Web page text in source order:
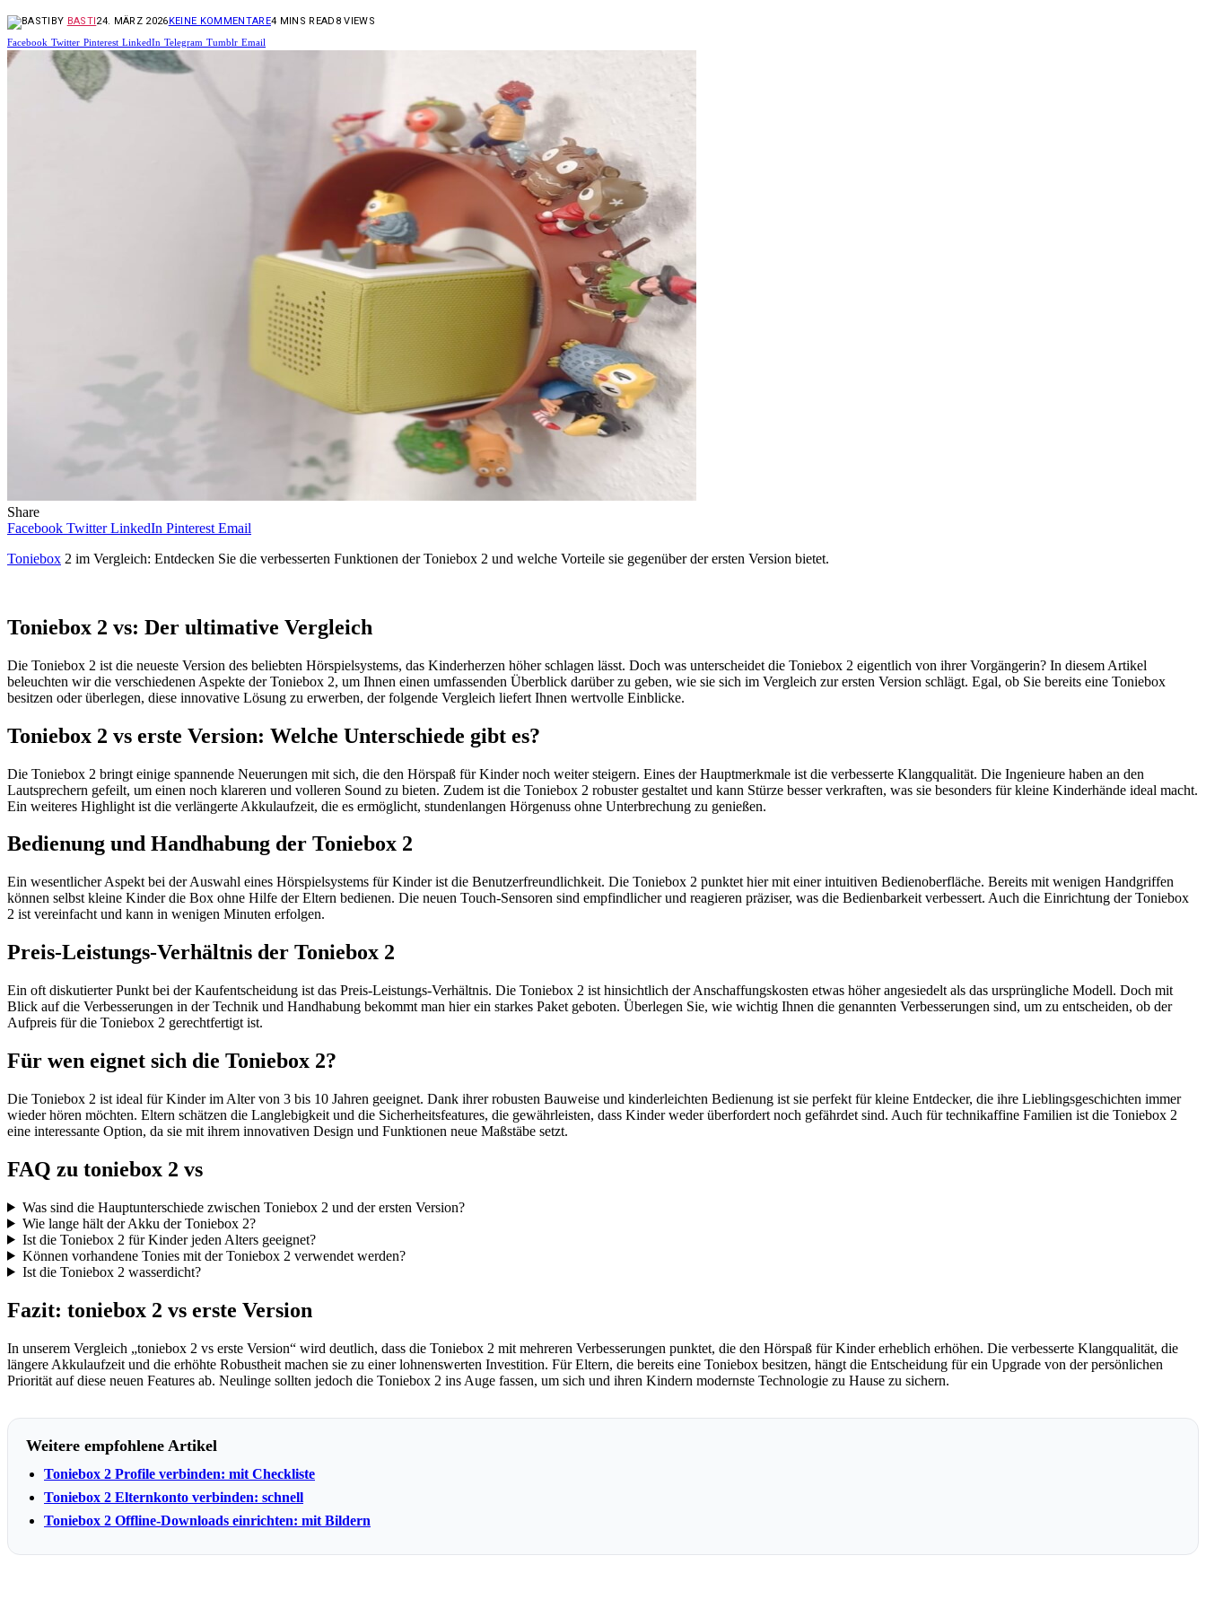
BY BASTI24. MÄRZ 2026KEINE KOMMENTARE4 MINS READ 8VIEWS
Facebook Twitter Pinterest LinkedIn Telegram Tumblr Email
Share
Facebook Twitter LinkedIn Pinterest Email
Toniebox 2 im Vergleich: Entdecken Sie die verbesserten Funktionen der Toniebox 2 und welche Vorteile sie gegenüber der ersten Version bietet.
Toniebox 2 vs: Der ultimative Vergleich
Die Toniebox 2 ist die neueste Version des beliebten Hörspielsystems, das Kinderherzen höher schlagen lässt. Doch was unterscheidet die Toniebox 2 eigentlich von ihrer Vorgängerin? In diesem Artikel
beleuchten wir die verschiedenen Aspekte der Toniebox 2, um Ihnen einen umfassenden Überblick darüber zu geben, wie sie sich im Vergleich zur ersten Version schlägt. Egal, ob Sie bereits eine Toniebox
besitzen oder überlegen, diese innovative Lösung zu erwerben, der folgende Vergleich liefert Ihnen wertvolle Einblicke.
Toniebox 2 vs erste Version: Welche Unterschiede gibt es?
Die Toniebox 2 bringt einige spannende Neuerungen mit sich, die den Hörspaß für Kinder noch weiter steigern. Eines der Hauptmerkmale ist die verbesserte Klangqualität. Die Ingenieure haben an den
Lautsprechern gefeilt, um einen noch klareren und volleren Sound zu bieten. Zudem ist die Toniebox 2 robuster gestaltet und kann Stürze besser verkraften, was sie besonders für kleine Kinderhände ideal macht.
Ein weiteres Highlight ist die verlängerte Akkulaufzeit, die es ermöglicht, stundenlangen Hörgenuss ohne Unterbrechung zu genießen.
Bedienung und Handhabung der Toniebox 2
Ein wesentlicher Aspekt bei der Auswahl eines Hörspielsystems für Kinder ist die Benutzerfreundlichkeit. Die Toniebox 2 punktet hier mit einer intuitiven Bedienoberfläche. Bereits mit wenigen Handgriffen
können selbst kleine Kinder die Box ohne Hilfe der Eltern bedienen. Die neuen Touch-Sensoren sind empfindlicher und reagieren präziser, was die Bedienbarkeit verbessert. Auch die Einrichtung der Toniebox
2 ist vereinfacht und kann in wenigen Minuten erfolgen.
Preis-Leistungs-Verhältnis der Toniebox 2
Ein oft diskutierter Punkt bei der Kaufentscheidung ist das Preis-Leistungs-Verhältnis. Die Toniebox 2 ist hinsichtlich der Anschaffungskosten etwas höher angesiedelt als das ursprüngliche Modell. Doch mit
Blick auf die Verbesserungen in der Technik und Handhabung bekommt man hier ein starkes Paket geboten. Überlegen Sie, wie wichtig Ihnen die genannten Verbesserungen sind, um zu entscheiden, ob der
Aufpreis für die Toniebox 2 gerechtfertigt ist.
Für wen eignet sich die Toniebox 2?
Die Toniebox 2 ist ideal für Kinder im Alter von 3 bis 10 Jahren geeignet. Dank ihrer robusten Bauweise und kinderleichten Bedienung ist sie perfekt für kleine Entdecker, die ihre Lieblingsgeschichten immer
wieder hören möchten. Eltern schätzen die Langlebigkeit und die Sicherheitsfeatures, die gewährleisten, dass Kinder weder überfordert noch gefährdet sind. Auch für technikaffine Familien ist die Toniebox 2
eine interessante Option, da sie mit ihrem innovativen Design und Funktionen neue Maßstäbe setzt.
FAQ zu toniebox 2 vs
Was sind die Hauptunterschiede zwischen Toniebox 2 und der ersten Version?
Wie lange hält der Akku der Toniebox 2?
Ist die Toniebox 2 für Kinder jeden Alters geeignet?
Können vorhandene Tonies mit der Toniebox 2 verwendet werden?
Ist die Toniebox 2 wasserdicht?
Fazit: toniebox 2 vs erste Version
In unserem Vergleich „toniebox 2 vs erste Version“ wird deutlich, dass die Toniebox 2 mit mehreren Verbesserungen punktet, die den Hörspaß für Kinder erheblich erhöhen. Die verbesserte Klangqualität, die
längere Akkulaufzeit und die erhöhte Robustheit machen sie zu einer lohnenswerten Investition. Für Eltern, die bereits eine Toniebox besitzen, hängt die Entscheidung für ein Upgrade von der persönlichen
Priorität auf diese neuen Features ab. Neulinge sollten jedoch die Toniebox 2 ins Auge fassen, um sich und ihren Kindern modernste Technologie zu Hause zu sichern.
Weitere empfohlene Artikel
Toniebox 2 Profile verbinden: mit Checkliste
Toniebox 2 Elternkonto verbinden: schnell
Toniebox 2 Offline-Downloads einrichten: mit Bildern